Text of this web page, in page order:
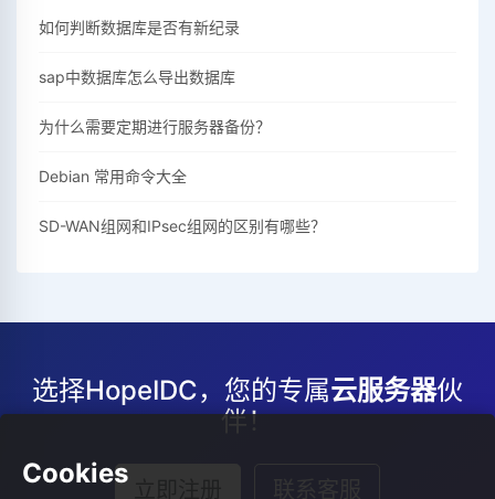
如何判断数据库是否有新纪录
sap中数据库怎么导出数据库
为什么需要定期进行服务器备份？
Debian 常用命令大全
SD-WAN组网和IPsec组网的区别有哪些？
选择HopeIDC，您的专属云服务器伙
伴！
Cookies